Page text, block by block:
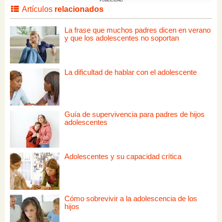
Artículos relacionados
La frase que muchos padres dicen en verano
y que los adolescentes no soportan
La dificultad de hablar con el adolescente
Guía de supervivencia para padres de hijos
adolescentes
Adolescentes y su capacidad crítica
Cómo sobrevivir a la adolescencia de los
hijos